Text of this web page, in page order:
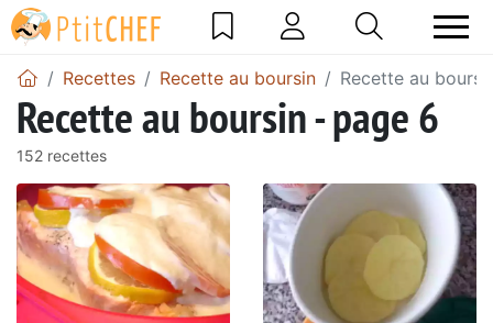
Recettes Recette au boursin Recette au
Recette au boursin - page 6
152 recettes